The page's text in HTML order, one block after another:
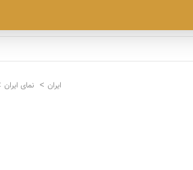
ایران نمای ایران